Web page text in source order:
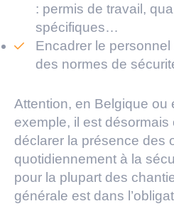
: permis de travail,
spécifiques…
Encadrer le
des normes de
Attention, en Belgique ou
exemple, il est désormais
déclarer la présence des
quotidiennement à la
pour la plupart des
générale est dans